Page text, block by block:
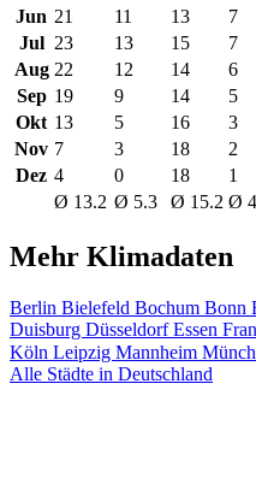
Jun 21 11 13
7
Jul 23 13 15
7
Aug 22 12 14
6
Sep 19 9 14
5
Okt 13 5 16
3
Nov 7 3 18
2
Dez 4 0 18
1
Ø 13.2 Ø 5.3 Ø 15.2 Ø
Mehr Klimadaten
Berlin Bielefeld Bochum Bonn
Duisburg DüsseldorfEssen
Köln Leipzig Mannheim
Alle Städte in Deutschland